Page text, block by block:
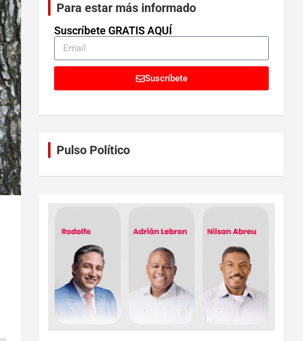
Para estar más informado
Suscríbete GRATIS AQUÍ
Suscríbete
Pulso Político